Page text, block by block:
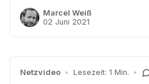
Marcel Weiß
02 Juni 2021
Netzvideo • Lesezeit: 1 Min. •